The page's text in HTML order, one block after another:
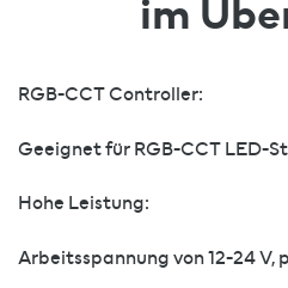
im
RGB-CCT Controller:
Geeignet für RGB-CCT LED-
Hohe Leistung:
Arbeitsspannung von 12-24 V,